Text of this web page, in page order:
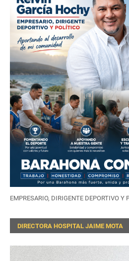
EMPRESARIO, DIRIGENTE DEPORTIVO Y
DIRECTORA HOSPITAL JAIME MOTA